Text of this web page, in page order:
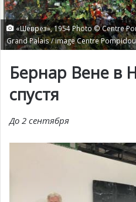
«Шеврёз», 1954 Photo © Centre
Grand Palais / image Centre
Бернар Вене в
спустя
До 2 сентября